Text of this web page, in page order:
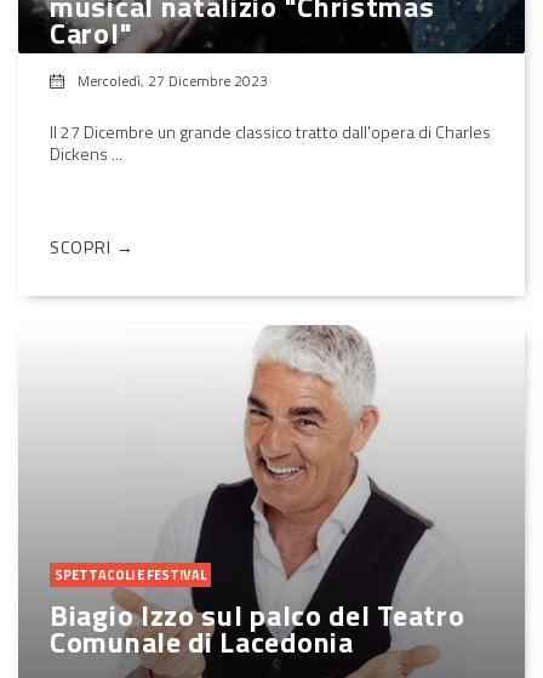
Carol"
Mercoledì, 27 Dicembre 2023
Il 27 Dicembre un grande classico tratto dall'opera di Charles
Dickens ...
SCOPRI →
SPETTACOLI E FESTIVAL
Biagio Izzo sul palco del Teatro
Comunale di Lacedonia